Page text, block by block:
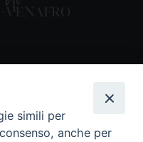
simili per
anche per